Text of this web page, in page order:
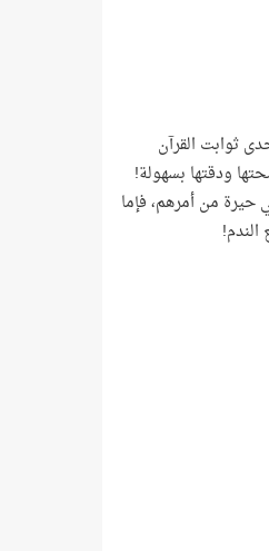
ثوابت القرآن
ودقتها بسهولة!
حيرة من أمرهم، فإما